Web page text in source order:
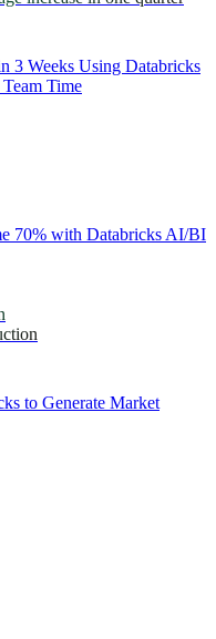
3 Weeks Using Databricks
Time
70% with Databricks AI/BI
to Generate Market